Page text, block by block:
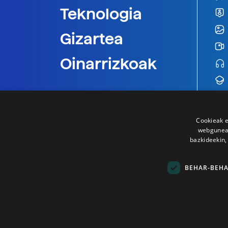
Teknologia
Gizartea
Oinarrizkoak
Cookieak
BEHAR-